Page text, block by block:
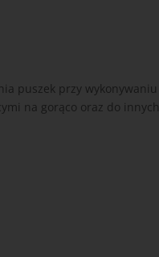
puszek przy wykonywaniu
na gorąco oraz do innych